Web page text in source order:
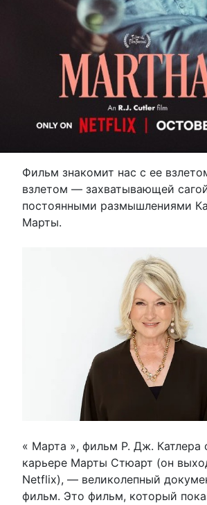
Фильм знакомит нас с ее
взлетом — захватывающей
постоянными размышлениями
Марты.
« Марта », фильм Р. Дж. Катлера
карьере Марты Стюарт (он
Netflix), — великолепный
фильм. Это фильм, который